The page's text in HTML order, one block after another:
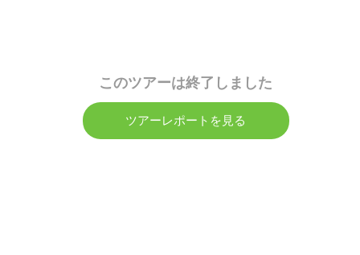
このツアーは終了しました
ツアーレポートを見る